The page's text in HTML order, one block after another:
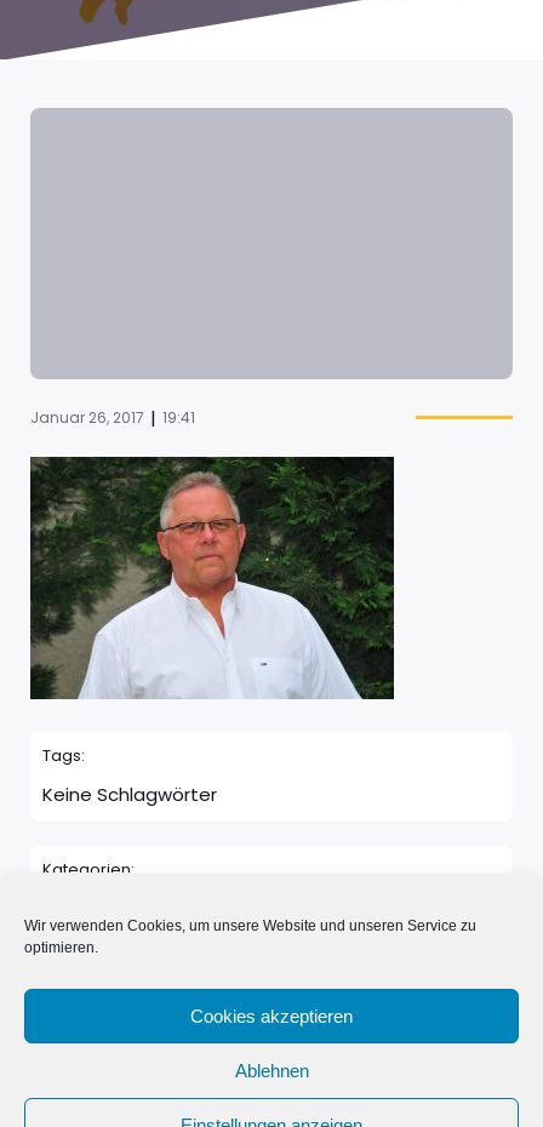
Wir verwenden Cookies, um unsere Website und unseren Service zu
optimieren.
Cookies akzeptieren
Ablehnen
Januar 26, 2017 | 19:41
Tags:
Keine Schlagwörter
Kategorien:
© 2026 Neue Nachbarn in Schönwalde e.V.. Erstellt mit ❤️